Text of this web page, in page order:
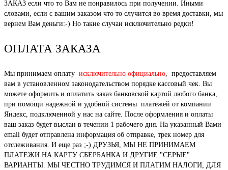
ЗАКАЗ если что то Вам не понравилось при получении. Иными
словами, если с вашим заказом что то случится во время доставки, мы
вернем Вам деньги:-) Но такие случаи исключительно редки!
ОПЛАТА ЗАКАЗА
Мы принимаем оплату исключительно официально, предоставляем
вам в установленном законодательством порядке кассовый чек. Вы
можете оформить и оплатить заказ банковской картой любого банка,
при помощи надежной и удобной системы платежей от компании
Яндекс, подключенной у нас на сайте. После оформления и оплаты
ваш заказ будет выслан в течении 1 рабочего дня. На указанный Вами
email будет отправлена информация об отправке, трек номер для
отслеживания. И еще раз ;-) ДРУЗЬЯ, МЫ НЕ ПРИНИМАЕМ
ПЛАТЕЖИ НА КАРТУ СБЕРБАНКА И ДРУГИЕ "СЕРЫЕ"
ВАРИАНТЫ. МЫ ЧЕСТНО ТРУДИМСЯ И ПЛАТИМ НАЛОГИ, ДЛЯ